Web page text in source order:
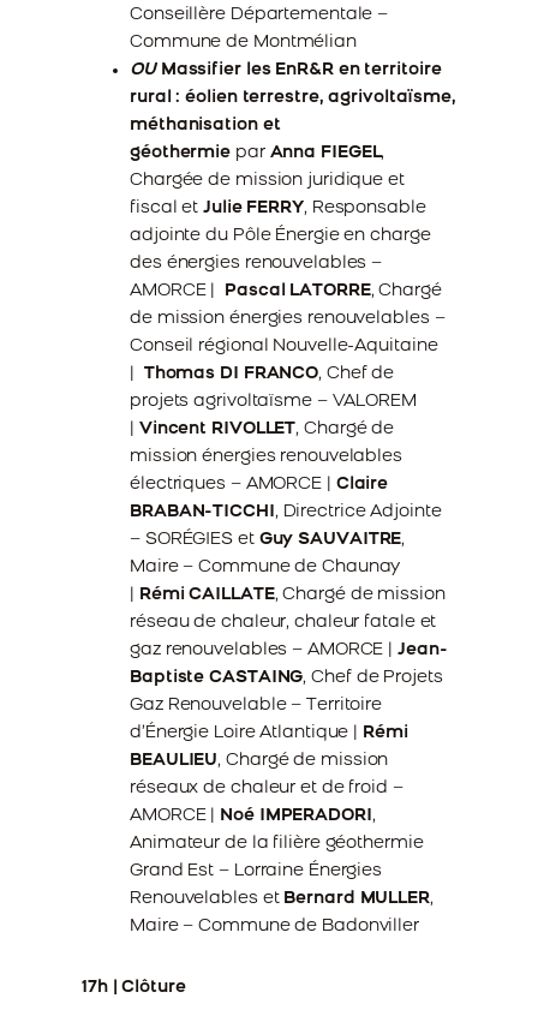
Conseillère Départementale –
Commune de Montmélian
OUMassifier les EnR&R en territoire
rural : éolien terrestre, agrivoltaïsme,
méthanisation et
géothermie par Anna FIEGEL,
Chargée de mission juridique et
fiscal et Julie FERRY, Responsable
adjointe du Pôle Énergie en charge
des énergies renouvelables –
AMORCE |
Pascal LATORRE, Chargé
de mission énergies renouvelables –
Conseil régional Nouvelle-Aquitaine
Thomas DI FRANCO, Chef de
projets agrivoltaïsme – VALOREM
Vincent RIVOLLET, Chargé de
mission énergies renouvelables
électriques – AMORCE | Claire
BRABAN-TICCHI , Directrice Adjointe
– SORÉGIES et Guy SAUVAITRE,
Maire – Commune de Chaunay
Rémi CAILLATE, Chargé de mission
réseau de chaleur, chaleur fatale et
gaz renouvelables – AMORCE |Jean-
Baptiste CASTAING, Chef de Projets
Gaz Renouvelable – Territoire
d’Énergie Loire Atlantique |
Rémi
BEAULIEU, Chargé de mission
réseaux de chaleur et de froid –
AMORCE |
Noé IMPERADORI ,
Animateur de la filière géothermie
Grand Est – Lorraine Énergies
Renouvelables et Bernard MULLER,
Maire – Commune de Badonviller
17h | Clôture